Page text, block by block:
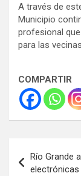
A través de
Municipio
profesional
para las
COMPARTIR
de
Río Grande